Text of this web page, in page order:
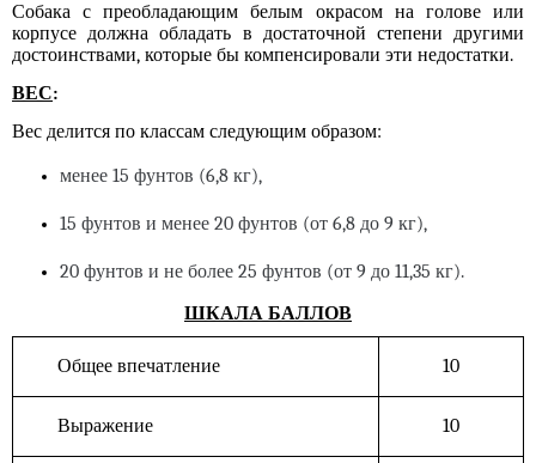
Собака с преобладающим белым окрасом на голове или
корпусе должна обладать в достаточной степени другими
достоинствами, которые бы компенсировали эти недостатки.
ВЕС:
Вес делится по классам следующим образом:
менее 15 фунтов (6,8 кг),
15 фунтов и менее 20 фунтов (от 6,8 до 9 кг),
20 фунтов и не более 25 фунтов (от 9 до 11,35 кг).
ШКАЛА БАЛЛОВ
Общее впечатление 10
Выражение 10